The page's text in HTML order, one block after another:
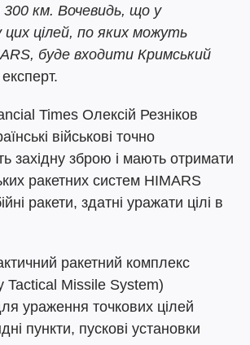
км. Вочевидь, що у
цілей, по яких можуть
буде входити Кримський
Times Олексій Резніков
військові точно
західну зброю і мають отримати
ракетних систем HIMARS
ракети, здатні уражати цілі в
ракетний комплекс
Tactical Missile System)
ураження точкових цілей
пункти, пускові установки